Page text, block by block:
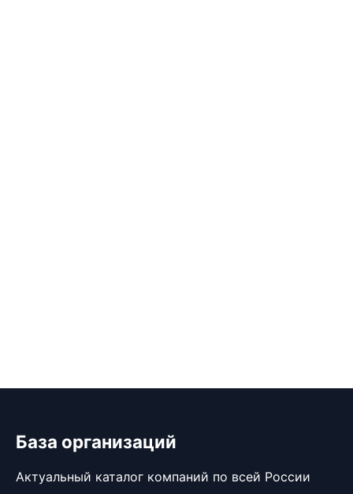
База организаций
Актуальный каталог компаний по всей России